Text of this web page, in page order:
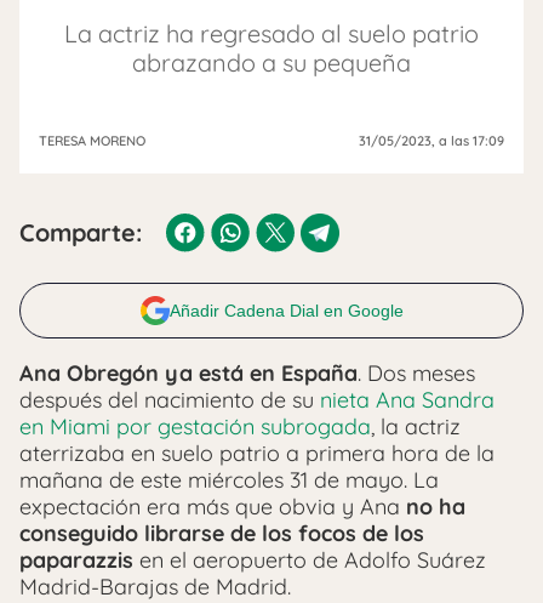
La actriz ha regresado al suelo patrio
abrazando a su pequeña
TERESA MORENO 31/05/2023, a las 17:09
Comparte:
Añadir Cadena Dial en Google
Ana Obregón ya está en España. Dos meses
después del nacimiento de su nieta Ana Sandra
en Miami por gestación subrogada, la actriz
aterrizaba en suelo patrio a primera hora de la
mañana de este miércoles 31 de mayo. La
expectación era más que obvia y Ana no ha
conseguido librarse de los focos de los
paparazzis en el aeropuerto de Adolfo Suárez
Madrid-Barajas de Madrid.